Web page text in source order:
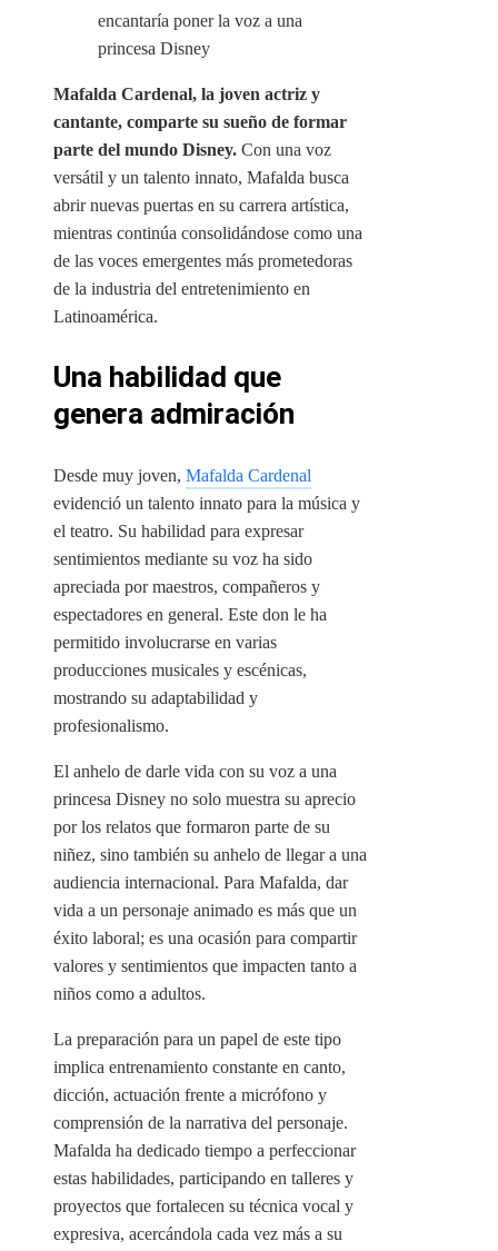
Mafalda Cardenal, la joven actriz y
cantante, comparte su sueño de formar
parte del mundo Disney. Con una voz
versátil y un talento innato, Mafalda busca
abrir nuevas puertas en su carrera artística,
mientras continúa consolidándose como una
de las voces emergentes más prometedoras
de la industria del entretenimiento en
Latinoamérica.
Una habilidad que
genera admiración
Desde muy joven, Mafalda Cardenal
evidenció un talento innato para la música y
el teatro. Su habilidad para expresar
sentimientos mediante su voz ha sido
apreciada por maestros, compañeros y
espectadores en general. Este don le ha
permitido involucrarse en varias
producciones musicales y escénicas,
mostrando su adaptabilidad y
profesionalismo.
El anhelo de darle vida con su voz a una
princesa Disney no solo muestra su aprecio
por los relatos que formaron parte de su
niñez, sino también su anhelo de llegar a una
audiencia internacional. Para Mafalda, dar
vida a un personaje animado es más que un
éxito laboral; es una ocasión para compartir
valores y sentimientos que impacten tanto a
niños como a adultos.
La preparación para un papel de este tipo
implica entrenamiento constante en canto,
dicción, actuación frente a micrófono y
comprensión de la narrativa del personaje.
Mafalda ha dedicado tiempo a perfeccionar
estas habilidades, participando en talleres y
proyectos que fortalecen su técnica vocal y
expresiva, acercándola cada vez más a su